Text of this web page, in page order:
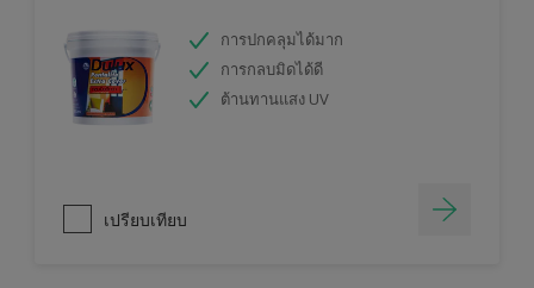
การปกคลุมได้มาก
การกลบมิดได้ดี
ต้านทานแสง UV
เปรียบเทียบ